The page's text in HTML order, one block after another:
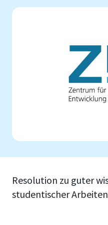
Resolution zu guter
studentischer